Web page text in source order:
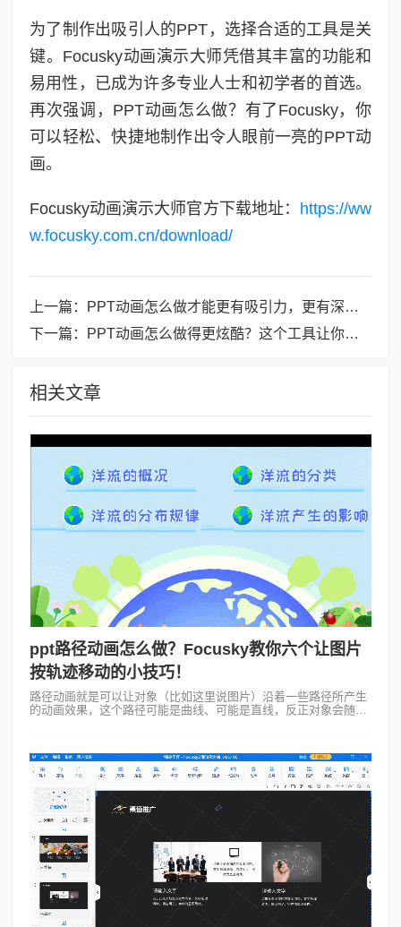
为了制作出吸引人的PPT，选择合适的工具是关
键。Focusky动画演示大师凭借其丰富的功能和
易用性，已成为许多专业人士和初学者的首选。
再次强调，PPT动画怎么做？有了Focusky，你
可以轻松、快捷地制作出令人眼前一亮的PPT动
画。
Focusky动画演示大师官方下载地址： https://ww
w.focusky.com.cn/download/
上一篇：
PPT动画怎么做才能更有吸引力，更有深度？
下一篇：
PPT动画怎么做得更炫酷？这个工具让你轻松搞定！
相关文章
ppt路径动画怎么做？Focusky教你六个让图片
按轨迹移动的小技巧！
路径动画就是可以让对象（比如这里说图片）沿着一些路径所产生
的动画效果，这个路径可能是曲线、可能是直线，反正对象会随着